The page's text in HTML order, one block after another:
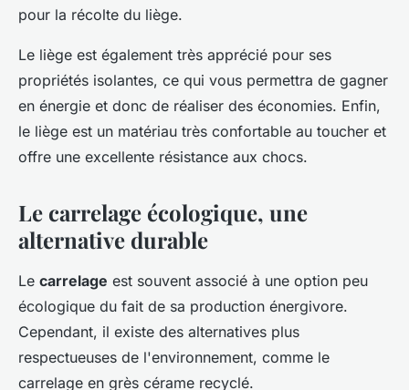
pour la récolte du liège.
Le liège est également très apprécié pour ses
propriétés isolantes, ce qui vous permettra de gagner
en énergie et donc de réaliser des économies. Enfin,
le liège est un matériau très confortable au toucher et
offre une excellente résistance aux chocs.
Le carrelage écologique, une
alternative durable
Le carrelage est souvent associé à une option peu
écologique du fait de sa production énergivore.
Cependant, il existe des alternatives plus
respectueuses de l'environnement, comme le
carrelage en grès cérame recyclé.